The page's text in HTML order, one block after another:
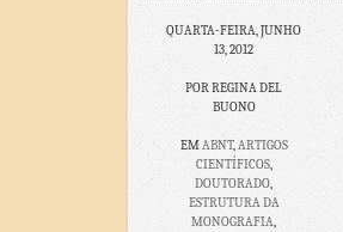
TEXTO CIENTÍFICO
COMENTÁRIO
QUARTA-FEIRA, JUNHO
13, 2012
POR REGINA DEL
BUONO
EMABNT,ARTIGOS
CIENTÍFICOS,
DOUTORADO,
ESTRUTURA DA
MONOGRAFIA,